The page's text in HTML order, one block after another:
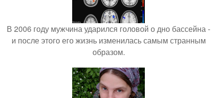
В 2006 году мужчина ударился головой о дно бассейна -
и после этого его жизнь изменилась самым странным
образом.